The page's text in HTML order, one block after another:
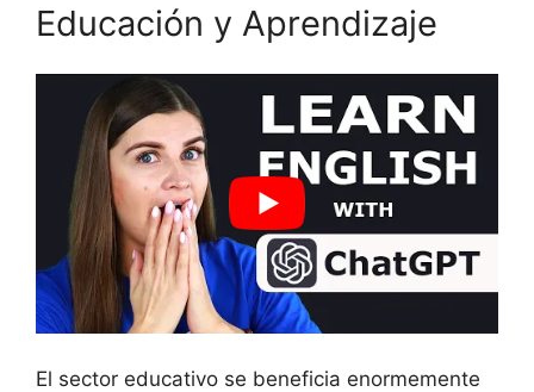
Educación y Aprendizaje
El sector educativo se beneficia enormemente